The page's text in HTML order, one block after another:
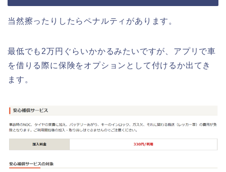
当然擦ったりしたらペナルティがあります。
最低でも2万円ぐらいかかるみたいですが、アプリで車
を借りる際に保険をオプションとして付けるか出てき
ます。